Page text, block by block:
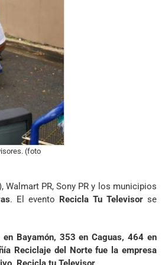
(foto
PR, Sony PR y los municipios
. El evento Recicla Tu Televisorse
Bayamón, 353 en Caguas, 464 en
Reciclaje del Norte fue la empresa